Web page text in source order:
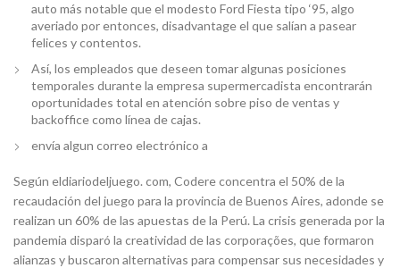
auto más notable que el modesto Ford Fiesta tipo ‘95, algo
averiado por entonces, disadvantage el que salían a pasear
felices y contentos.
Así, los empleados que deseen tomar algunas posiciones
temporales durante la empresa supermercadista encontrarán
oportunidades total en atención sobre piso de ventas y
backoffice como línea de cajas.
envía algun correo electrónico a
Según eldiariodeljuego. com, Codere concentra el 50% de la
recaudación del juego para la provincia de Buenos Aires, adonde se
realizan un 60% de las apuestas de la Perú. La crisis generada por la
pandemia disparó la creatividad de las corporações, que formaron
alianzas y buscaron alternativas para compensar sus necesidades y